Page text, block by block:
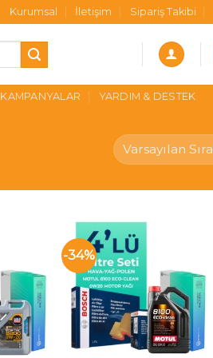
Kurumsal İletişim Sipariş Takibi
KAMPANYALAR YARDIM & DESTEK
-34%